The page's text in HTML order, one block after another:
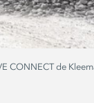
CONNECT de